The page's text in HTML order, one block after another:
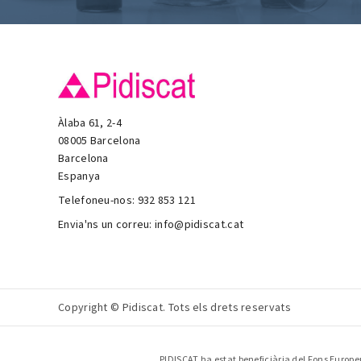
Àlaba 61, 2-4
08005 Barcelona
Barcelona
Espanya
Telefoneu-nos: 932 853 121
Envia'ns un correu:info@pidiscat.cat
Copyright © Pidiscat. Tots els drets reservats